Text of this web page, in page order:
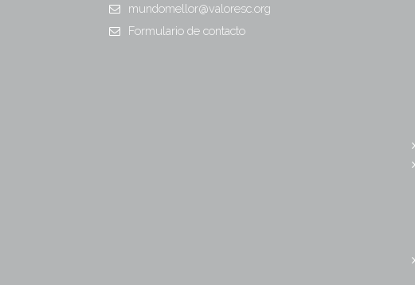
mundomellor@valoresc.org
Formulario de contacto